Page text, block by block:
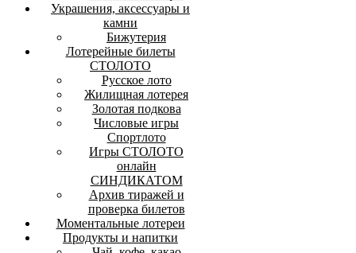
Украшения, аксессуары и
камни
Бижутерия
Лотерейные билеты
СТОЛОТО
Русское лото
Жилищная лотерея
Золотая подкова
Числовые игры
Спортлото
Игры СТОЛОТО
онлайн
СИНДИКАТОМ
Архив тиражей и
проверка билетов
Моментальные лотереи
Продукты и напитки